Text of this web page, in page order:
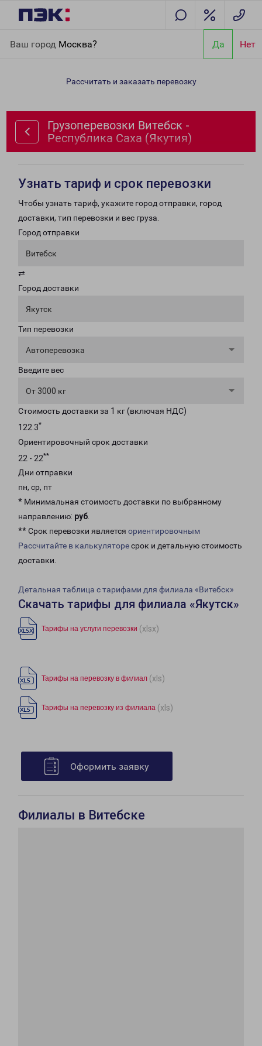
Ваш город Москва? Да Нет
Саха (Якутия)
Рассчитать и заказать перевозку
Грузоперевозки Витебск -
Республика Саха (Якутия)
Узнать тариф и срок перевозки
Чтобы узнать тариф, укажите город отправки, город
доставки, тип перевозки и вес груза.
Город отправки
Витебск
⇄
Город доставки
Якутск
Тип перевозки
Автоперевозка
Введите вес
От 3000 кг
Стоимость доставки за 1 кг (включая НДС)
122.3*
Ориентировочный срок доставки
22 - 22**
Дни отправки
пн, ср, пт
* Минимальная стоимость доставки по выбранному
направлению: руб.
** Срок перевозки является ориентировочным
Рассчитайте в калькуляторесрок и детальную стоимость
доставки.
Детальная таблица с тарифами для филиала «Витебск»
Скачать тарифы для филиала «Якутск»
Тарифы на услуги перевозки (xlsx)
Тарифы на перевозку в филиал (xls)
Тарифы на перевозку из филиала (xls)
Оформить заявку
Филиалы в Витебске